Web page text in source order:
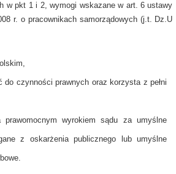
w pkt 1 i 2, wymogi wskazane w art. 6 ustawy
r. o pracownikach samorządowych (j.t. Dz.U
do czynności prawnych oraz korzysta z pełni
prawomocnym wyrokiem sądu za umyślne
z oskarżenia publicznego lub umyślne